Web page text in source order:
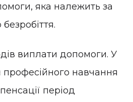
яка належить за
виплати допомоги. У
навчання
період